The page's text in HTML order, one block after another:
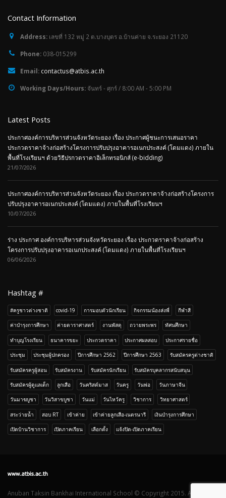
Contact Information
Address: เลขที่ 132 หมู่ 2 ต.บางบุตร อ.บ้านค่าย จ.ระยอง 21120
Phone: 038-015299
Email: contactus@atbis.ac.th
Working Days/Hours: จันทร์ - ศุกร์ / 8:00 AM - 5:00 PM
Latest Posts
ประกาศองค์การบริหารส่วนจังหวัดระยอง เรื่อง ประกาศผู้ชนะการเสนอราคา
ประกวดราคาจ้างก่อสร้างโครงการปรับปรุงอาคารอเนกประสงค์ (โดมแดง) ภายใน
พื้นที่โรงเรียนฯ ด้วยวิธีปรกวดราคาอิเล็กทรอนิกส์ (e-bidding)
21/07/2026
ประกาศองค์การบริหารส่วนจังหวัดระยอง เรื่อง ประกวดราคาจ้างก่อสร้างโครงการ
ปรับปรุงอาคารอเนกประสงค์ (โดมแดง) ภายในพื้นที่โรงเรียนฯ
10/07/2026
ร่าง ประกาศ องค์การบริหารส่วนจังหวัดระยอง เรื่อง ประกวดราคาจ้างก่อสร้าง
โครงการปรับปรุงอาคารอเนกประสงค์ (โดมแดง) ภายในพื้นที่โรงเรียนฯ
06/06/2026
Hashtag #
#ครูชาวต่างชาติ covid-19 การมอบตัวนักเรียน กิจกรรมน้องส่งพี่ กีฬาสี
ค่าบำรุงการศึกษา ค่ายดาราศาสตร์ งานพัสดุ ถวายพระพร ทัศนศึกษา
ทำบุญโรงเรียน ธนาคารขยะ ประกวดราคา ประกาศผลสอบ ประกาศรายชื่อ
ประชุม ประชุมผู้ปกครอง ปีการศึกษา 2562 ปีการศึกษา 2563 รับสมัครครูต่างชาติ
รับสมัครครูผู้สอน รับสมัครงาน รับสมัครนักเรียน รับสมัครบุคลากรสนับสนุน
รับสมัครผู้ดูแลเด็ก ลูกเสือ วันคริสต์มาส วันครู วันพ่อ วันภาษาจีน
วันมาฆบูชา วันวิสาขบูชา วันแม่ วันไหว้ครู วิชาการ วิทยาศาสตร์
สระว่ายน้ำ สอบ RT เข้าค่าย เข้าค่ายลูกเสือ-เนตรนารี เงินบำรุงการศึกษา
เปิดบ้านวิชาการ เปิดภาคเรียน เลือกตั้ง เเจ้งปิด-เปิดภาคเรียน
Anuban Taksin Bankhai International School © Copyright 2015. All Rights